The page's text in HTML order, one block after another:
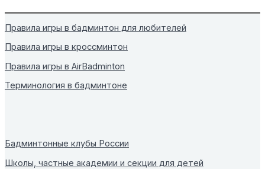
Правила игры в бадминтон для любителей
Правила игры в кроссминтон
Правила игры в AirBadminton
Терминология в бадминтоне
Бадминтонные клубы России
Школы, частные академии и секции для детей